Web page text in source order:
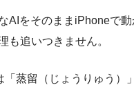
AIをそのままiPhoneで
も追いつきません。
「蒸留（じょうりゅう）